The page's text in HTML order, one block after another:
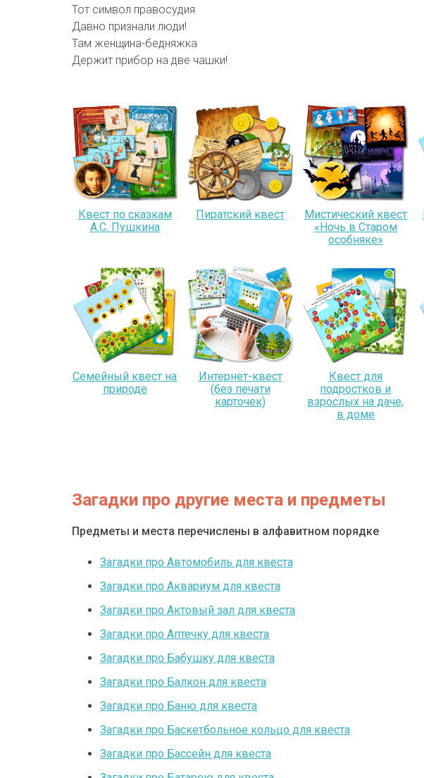
Тот символ правосудия
Давно признали люди!
Там женщина-бедняжка
Держит прибор на две чашки!
Квест по сказкам
А.С. Пушкина
Пиратский квест
Мистический квест
«Ночь в Старом
особняке»
Семейный квест на
природе
Интернет-квест
(без печати
карточек)
Квест для
подростков и
взрослых на даче,
в доме
Загадки про другие места и предметы
Предметы и места перечислены в алфавитном порядке
Загадки про Автомобиль для квеста
Загадки про Аквариум для квеста
Загадки про Актовый зал для квеста
Загадки про Аптечку для квеста
Загадки про Бабушку для квеста
Загадки про Балкон для квеста
Загадки про Баню для квеста
Загадки про Баскетбольное кольцо для квеста
Загадки про Бассейн для квеста